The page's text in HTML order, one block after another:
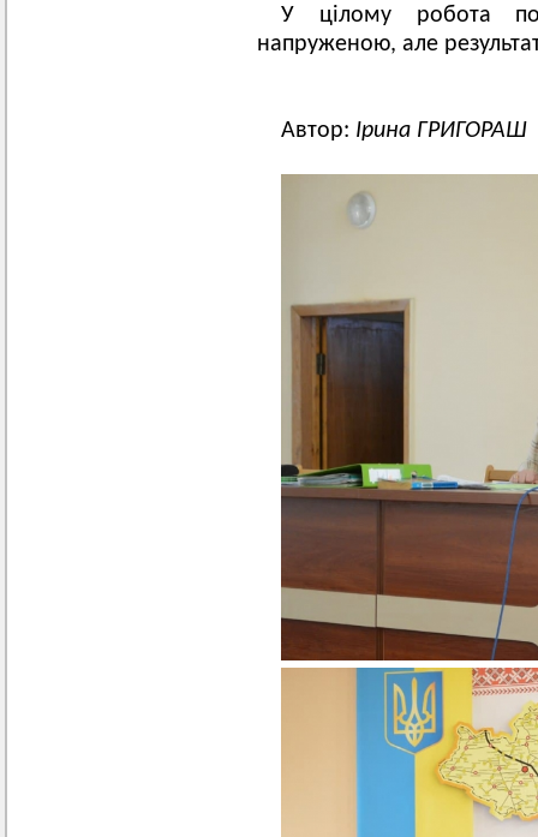
У цілому робота
напруженою, але
Автор: Ірина ГРИГОРАШ